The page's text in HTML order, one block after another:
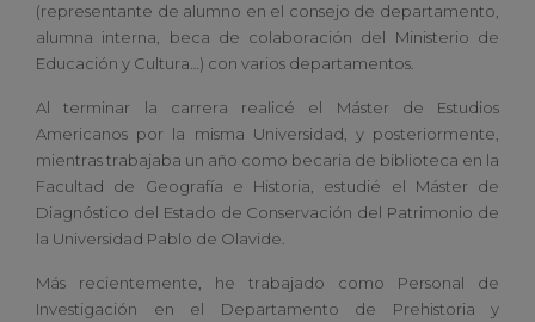
(representante de alumno en el consejo de departamento,
alumna interna, beca de colaboración del Ministerio de
Educación y Cultura…) con varios departamentos.
Al terminar la carrera realicé el Máster de Estudios
Americanos por la misma Universidad, y posteriormente,
mientras trabajaba un año como becaria de biblioteca en la
Facultad de Geografía e Historia, estudié el Máster de
Diagnóstico del Estado de Conservación del Patrimonio de
la Universidad Pablo de Olavide.
Más recientemente, he trabajado como Personal de
Investigación en el Departamento de Prehistoria y